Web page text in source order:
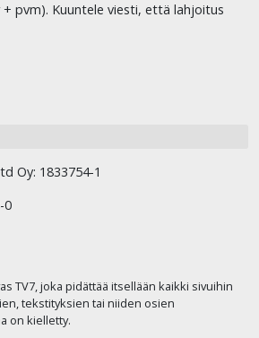
+ pvm). Kuuntele viesti, että lahjoitus
Oy: 1833754-1
0
TV7, joka pidättää itsellään kaikki sivuihin
tekstityksien tai niiden osien
on kielletty.